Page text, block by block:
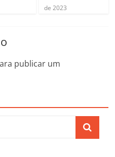
de 2023
publicar um